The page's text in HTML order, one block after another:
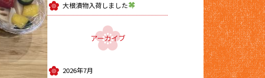
大根漬物入荷しました
アーカイブ
2026年7月